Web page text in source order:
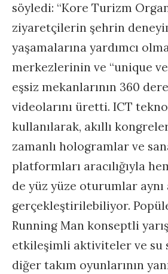
söyledi: “Kore Turizm
ziyaretçilerin şehrin
yaşamalarına yardımcı
merkezlerinin ve “unique
eşsiz mekanlarının 360
videolarını üretti. ICT
kullanılarak, akıllı
zamanlı hologramlar ve
platformları aracılığıyla
de yüz yüze oturumlar aynı
gerçekleştirilebiliyor.
Running Man konseptli
etkileşimli aktiviteler ve su
diğer takım oyunlarının